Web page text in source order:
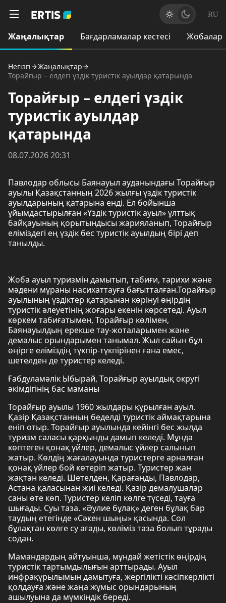
RU
Жаңалықтар Бағдарламалар кестесі Жобалар
Негізгі
Жаңалықтар
Торайғыр – елдегі үздік туристік ауылдар қатарында
Торайғыр – елдегі үздік
туристік ауылдар
қатарында
08.07.2026 20:31
Павлодар облысы Баянауыл ауданындағы Торайғыр
ауылы Қазақстанның 2026 жылғы үздік туристік
ауылдарының қатарына енді. Ел бойынша
ұйымдастырылған «Үздік туристік ауыл» ұлттық
байқауының қорытындысы жарияланып, Торайғыр
еліміздегі ең үздік бес туристік ауылдың бірі деп
танылды.
Жоба ауыл туризмін дамытып, табиғи, тарихи және
мәдени мұраны насихаттауға бағытталған.Торайғыр
ауылының үздіктер қатарынан көрінуі өңірдің
туристік әлеуетінің жоғары екенін көрсетеді. Ауыл
көркем табиғатымен, Торайғыр көлімен,
Баянауылдың ерекше тау-жоталарымен және
демалыс орындарымен танымал. Жыл сайын бұл
өңірге еліміздің түкпір-түкпірінен ғана емес,
шетелден де туристер келеді.
Ғабдуламәлік Ыбырай, Торайғыр ауылдық округі
әкімдігінің бас маманы
Торайғыр ауылы 1960 жылдары құрылған ауыл.
Қазір Қазақстанның беделді туристік аймақтарына
еніп отыр. Торайғыр ауылында кейінгі бес жылда
туризм саласы қарқынды дамып келеді. Мұнда
көптеген қонақ үйлер, демалыс үйлер салынып
жатыр. Көлдің жағалауында туристерге арналған
қонақ үйлер бой көтеріп жатыр. Туристер жан
жақтан келеді. Шетелден, Қарағанды, Павлодар,
Астана қаласынан жиі келеді. Қазір демалушалар
саны өте көп. Туристер келіп көлге түседі, тауға
шығады. Суы таза. «Әулие бұлақ» деген бұлақ бар
таудың етегінде «Сәкен шыңы» қасында. Сол
бұлақтан көлге су ағады, көліміз таза болып тұрады
содан.
Мамандардың айтуынша, мұндай жетістік өңірдің
туристік тартымдылығын арттырады. Ауыл
инфрақұрылымын дамытуға, жергілікті кәсіпкерлікті
қолдауға және жаңа жұмыс орындарының
ашылуына да мүмкіндік береді.